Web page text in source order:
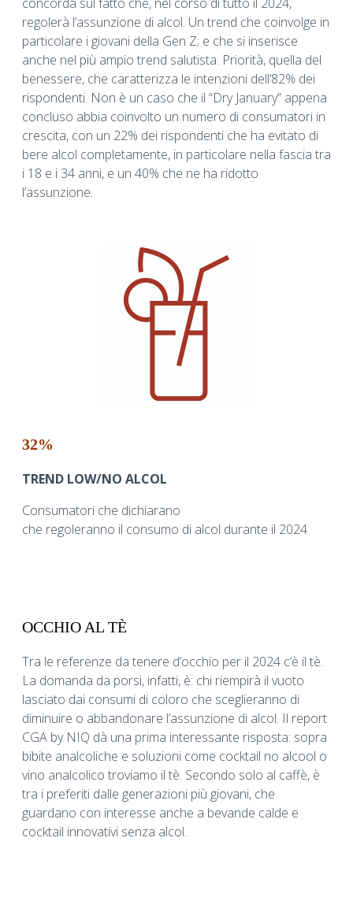
regolerà l’assunzione di alcol. Un trend che coinvolge in
particolare i giovani della Gen Z; e che si inserisce
anche nel più ampio trend salutista. Priorità, quella del
benessere, che caratterizza le intenzioni dell’82% dei
rispondenti. Non è un caso che il “Dry January” appena
concluso abbia coinvolto un numero di consumatori in
crescita, con un 22% dei rispondenti che ha evitato di
bere alcol completamente, in particolare nella fascia tra
i 18 e i 34 anni, e un 40% che ne ha ridotto
l’assunzione.
32%
TREND LOW/NO ALCOL
Consumatori che dichiarano
che regoleranno il consumo di alcol durante il 2024
OCCHIO AL TÈ
Tra le referenze da tenere d’occhio per il 2024 c’è il tè.
La domanda da porsi, infatti, è: chi riempirà il vuoto
lasciato dai consumi di coloro che sceglieranno di
diminuire o abbandonare l’assunzione di alcol. Il report
CGA by NIQ dà una prima interessante risposta: sopra
bibite analcoliche e soluzioni come cocktail no alcool o
vino analcolico troviamo il tè. Secondo solo al caffè, è
tra i preferiti dalle generazioni più giovani, che
guardano con interesse anche a bevande calde e
cocktail innovativi senza alcol.